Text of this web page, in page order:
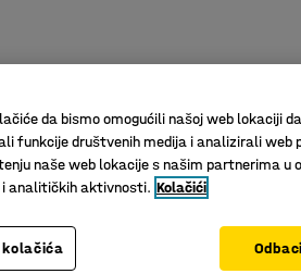
da bismo omogućili našoj web lokaciji
funkcije društvenih medija i analizirali web
naše web lokacije s našim partnerima u
analitičkih aktivnosti. Kolačići